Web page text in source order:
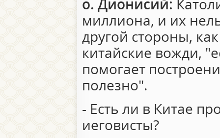
о. Дионисий:
миллиона, и их
другой стороны,
китайские вожди,
помогает
полезно".
- Есть ли в Китае
иеговисты?